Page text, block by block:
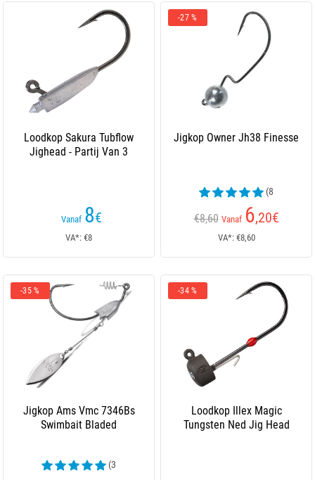
Loodkop Sakura Tubflow
Jighead - Partij Van 3
Vanaf 8€
VA*: €8
-27 %
Jigkop Owner Jh38 Finesse
(8
beoordelingen)
€8,60 Vanaf 6,20€
VA*: €8,60
-35 %
Jigkop Ams Vmc 7346Bs
Swimbait Bladed
(3
-34 %
Loodkop Illex Magic
Tungsten Ned Jig Head